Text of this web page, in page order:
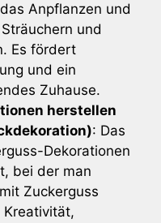
Anpflanzen und
und
Es fördert
und ein
Zuhause.
herstellen
: Das
Dekorationen
bei der man
Zuckerguss